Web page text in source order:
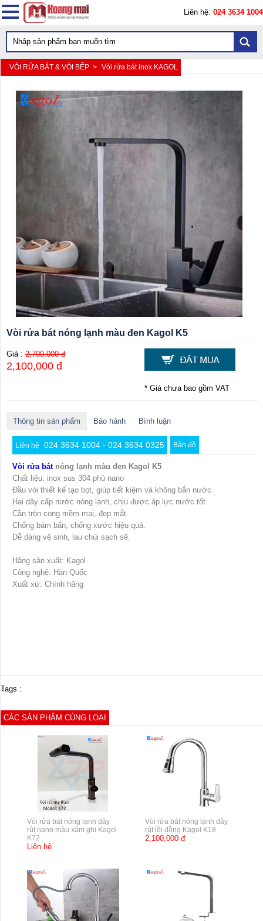
Liên hệ: 024 3634 1004
VÒI RỬA BÁT & VÒI BẾP > Vòi rửa bát inox KAGOL
Vòi rửa bát nóng lạnh màu đen Kagol K5
Giá : 2,700,000 đ
2,100,000 đ
* Giá chưa bao gồm VAT
Thông tin sản phẩm Bảo hành Bình luận
Liên hệ 024 3634 1004 - 024 3634 0325 Bản đồ
Vòi rửa bátnóng lạnh màu đen Kagol K5
Chất liệu: inox sus 304 phủ nano
Đầu vòi thiết kế tạo bọt, giúp tiết kiệm và không bắn nước
Hai dây cấp nước nóng lạnh, chịu được áp lực nước tốt
Cần tròn cong mềm mại, đẹp mắt
Chống bám bẩn, chống xước hiệu quả.
Dễ dàng vệ sinh, lau chùi sạch sẽ.
Hãng sản xuất: Kagol
Công nghệ: Hàn Quốc
Xuất xứ: Chính hãng
Tags :
CÁC SẢN PHẨM CÙNG LOẠI
Vòi rửa bát nóng lạnh dây
rút nano màu xám ghi Kagol
K72
Liên hệ
Vòi rửa bát nóng lạnh dây
rút lõi đồng Kagol K18
2,100,000 đ